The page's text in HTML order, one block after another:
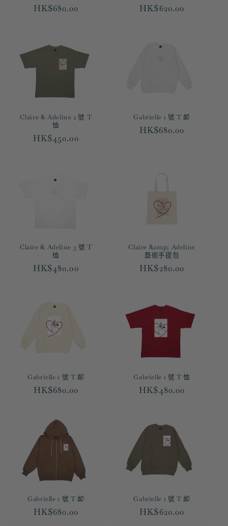
定
HK$680.00
定
HK$620.00
Claire & Adeline 2 號 T
恤
定
HK$450.00
Gabrielle 1 號 T 卹
定
HK$680.00
Claire & Adeline 3 號 T
恤
定
HK$480.00
Claire &amp; Adeline
藝術手提包
定
HK$280.00
Gabrielle 1 號 T 卹
定
HK$680.00
Gabrielle 1 號 T 恤
定
HK$480.00
Gabrielle 1 號 T 卹
定
HK$680.00
Gabrielle 1 號 T 卹
定
HK$620.00